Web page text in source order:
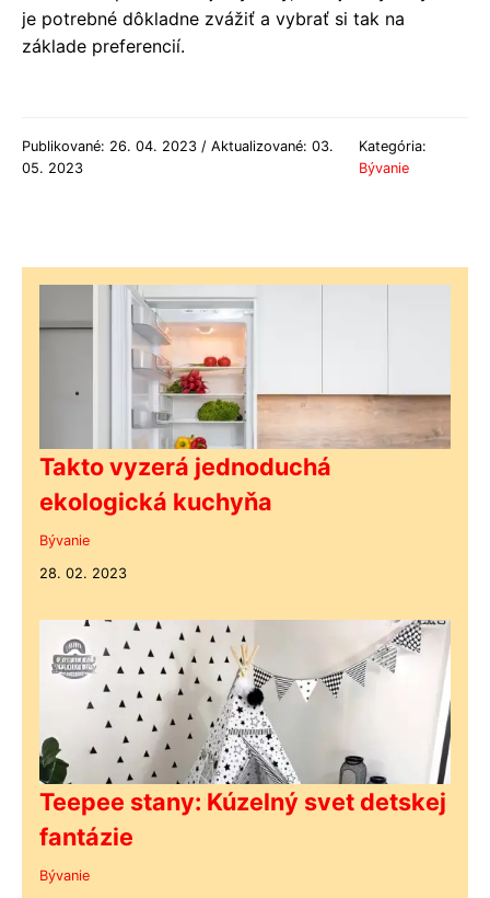
je potrebné dôkladne zvážiť a vybrať si tak na
základe preferencií.
Publikované: 26. 04. 2023 / Aktualizované: 03.
05. 2023
Kategória:
Bývanie
Takto vyzerá jednoduchá
ekologická kuchyňa
Bývanie
28. 02. 2023
Teepee stany: Kúzelný svet detskej
fantázie
Bývanie